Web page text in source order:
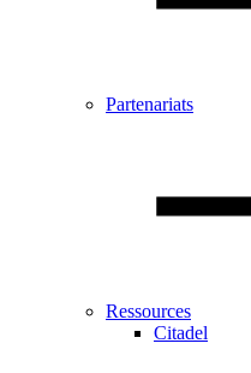
Partenariats
Ressources
Citadel